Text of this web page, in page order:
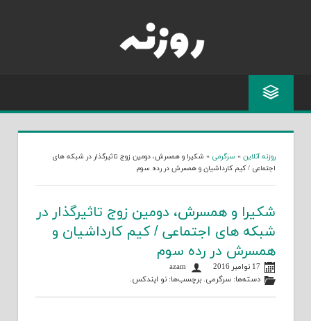
روزنه آنلاین » سرگرمی » شکیرا و همسرش، دومین زوج تاثیرگذار در شبکه های
اجتماعی / کیم کارداشیان و همسرش در رده سوم
شکیرا و همسرش، دومین زوج تاثیرگذار در
شبکه های اجتماعی / کیم کارداشیان و
همسرش در رده سوم
17 نوامبر 2016
دسته‌ها:سرگرمی. برچسب‌ها:نو ایندکس.